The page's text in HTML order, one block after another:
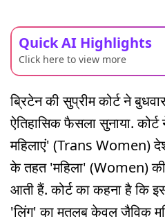
Quick AI Highlights
Click here to view more
ब्रिटेन की सुप्रीम कोर्ट ने
ऐतिहासिक फैसला सुनाया.
महिलाएं' (Trans Women)
के तहत 'महिला' (Women) की
आती हैं. कोर्ट का कहना है कि
'लिंग' का मतलब केवल जैविक